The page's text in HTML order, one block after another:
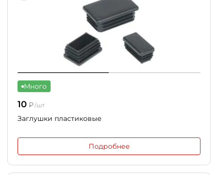
Много
10 ₽/шт
Заглушки пластиковые
Подробнее